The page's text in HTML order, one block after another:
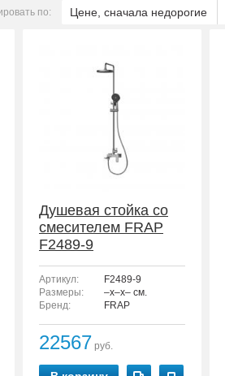
по: Цене, сначала недорогие
Душевая стойка со
смесителем FRAP
F2489-9
Артикул:
F2489-9
Размеры:
–x–x– см.
Бренд:
FRAP
22567 руб.